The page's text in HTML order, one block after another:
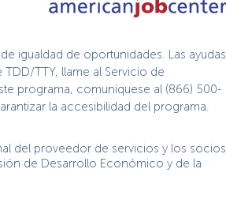
igualdad de oportunidades. Las ayudas
TTY, llame al Servicio de
programa, comuníquese al (866) 500-
la accesibilidad del programa.
del proveedor de servicios y los socios
de Desarrollo Económico y de la